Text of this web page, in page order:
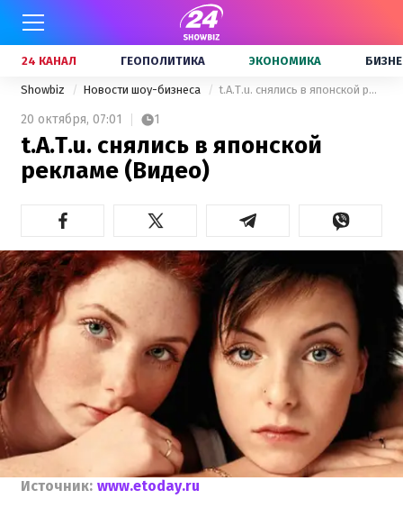
24 КАНАЛ ГЕОПОЛИТИКА ЭКОНОМИКА
Showbiz Новости шоу-бизнеса t.A.T.u. снялись в японской рекламе (Видео)
20 октября, 07:01 1
t.A.T.u. снялись в японской
рекламе (Видео)
Источник: www.etoday.ru